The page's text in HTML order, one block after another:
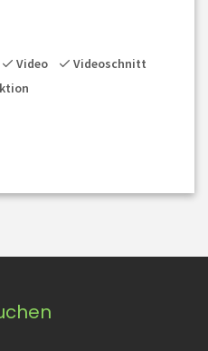
Video
Videoschnitt